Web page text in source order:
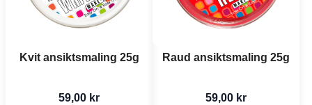
Kvit ansiktsmaling 25g
59,00 kr
Raud ansiktsmaling 25g
59,00 kr